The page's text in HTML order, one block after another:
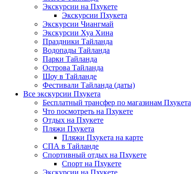
Экскурсии на Пхукете
Экскурсии Пхукета
Экскурсии Чиангмай
Экскурсии Хуа Хина
Праздники Тайланда
Водопады Тайланда
Парки Тайланда
Острова Тайланда
Шоу в Тайланде
Фестивали Тайланда (даты)
Все экскурсии Пхукета
Бесплатный трансфер по магазинам Пхукета
Что посмотреть на Пхукете
Отдых на Пхукете
Пляжи Пхукета
Пляжи Пхукета на карте
СПА в Тайланде
Спортивный отдых на Пхукете
Спорт на Пхукете
Экскурсии на Пхукете